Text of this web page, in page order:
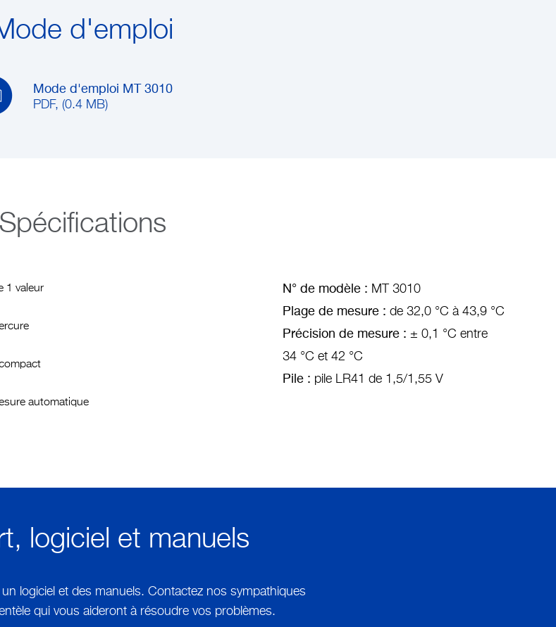
d'emploi
Mode d'emploi MT 3010
PDF, (0.4 MB)
Spécifications
1 valeur
automatique
N° de modèle : MT 3010
Plage de mesure : de 32,0 °C à 43,9 °C
Précision de mesure : ± 0,1 °C entre
34 °C et 42 °C
Pile : pile LR41 de 1,5/1,55 V
logiciel et manuels
un logiciel et des manuels. Contactez nos sympathiques
qui vous aideront à résoudre vos problèmes.